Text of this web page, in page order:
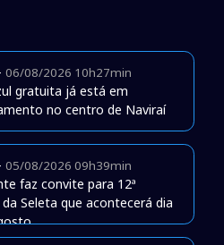
06/08/2026 10h27min
gratuita já está em
no centro de Naviraí
05/08/2026 09h39min
faz convite para 12ª
da Seleta que acontecerá dia